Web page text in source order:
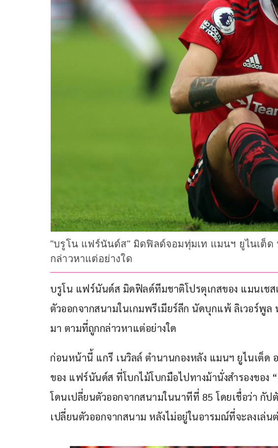
"บรูโน แฟร์นันด์ส" มิดฟิลด์จอมทุ่มเท แมนฯ ยูไนเต็ด
กล่าวหาแต่อย่างใด
บรูโน แฟร์นันด์ส มิดฟิลด์ทีมชาติโปรตุเกสของ แมนเชส
ตัวออกจากสนามในเกมพรีเมียร์ลีก นัดบุกแพ้ ลิเวอร์พู
มา ตามที่ถูกกล่าวหาแต่อย่างใด
ก่อนหน้านี้ แกรี เนวิลล์ ตำนานกองหลัง แมนฯ ยูไนเต็ด
ของ แฟร์นันด์ส ที่โบกไม้โบกมือไปทางม้านั่งสำรองขอ
โดนเปลี่ยนตัวออกจากสนามในนาทีที่ 85 โดยเชื่อว่า กัป
เปลี่ยนตัวออกจากสนาม หลังไม่อยู่ในอารมณ์ที่จะลงเล่น